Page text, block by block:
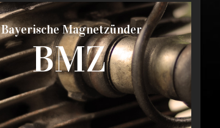
Bayerische Magnetzünder
BMZ